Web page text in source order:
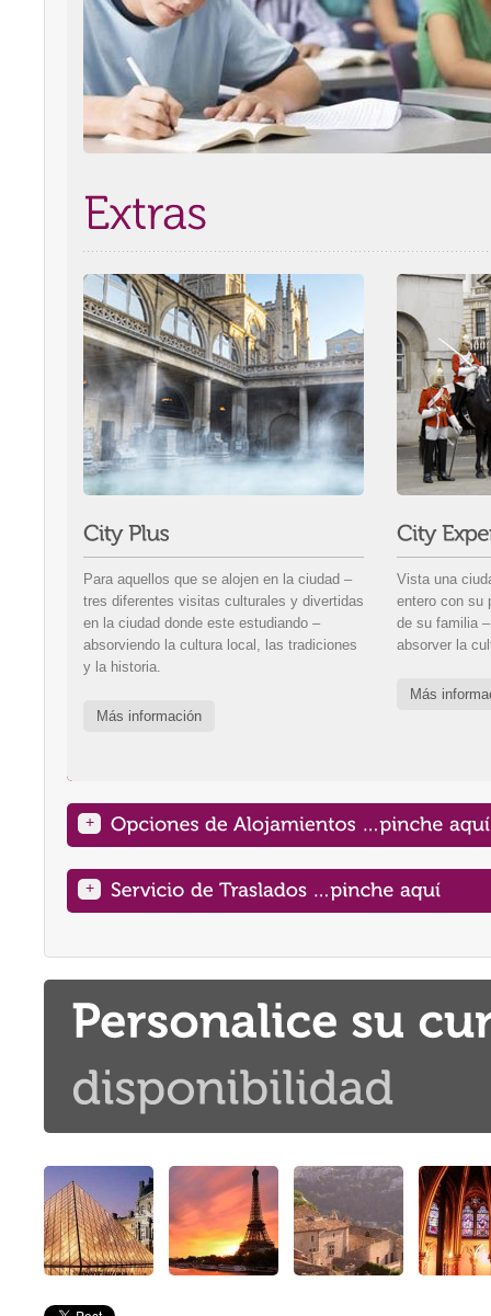
Para aquellos que se alojen en la ciudad –
tres diferentes visitas culturales y divertidas
en la ciudad donde este estudiando –
absorviendo la cultura local, las tradiciones
y la historia.
Más información
Vista una
entero con su
de su familia
absorver la
Más
+
+